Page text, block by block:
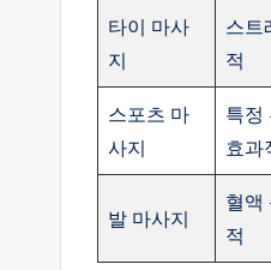
타이 마사
지
스트
적
스포츠 마
사지
특정
효과
발 마사지
혈액
적